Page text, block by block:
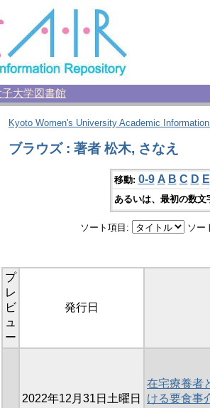
大学図書館
Kyoto Women's University Academic
ブラウズ : 著者 松木, さなえ
移動: 0-9 A B C D E
あるいは、最初の数
ソート項目: ソー
プ
レ
ビ
ュ
ー
発行日
2022年12月31日土曜日
在宅療養者
ける要食事